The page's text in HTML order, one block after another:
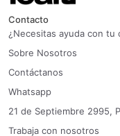
Contacto
¿Necesitas ayuda con tu
Sobre Nosotros
Contáctanos
Whatsapp
21 de Septiembre 2995,
Trabaja con nosotros